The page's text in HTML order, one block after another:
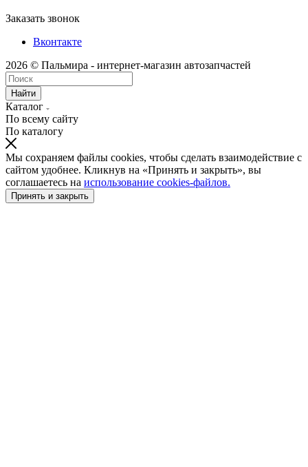
Заказать звонок
Вконтакте
2026 © Пальмира - интернет-магазин автозапчастей
Найти
Каталог
По всему сайту
По каталогу
Мы сохраняем файлы cookies, чтобы сделать взаимодействие с
сайтом удобнее. Кликнув на «Принять и закрыть», вы
соглашаетесь на использование cookies-файлов.
Принять и закрыть